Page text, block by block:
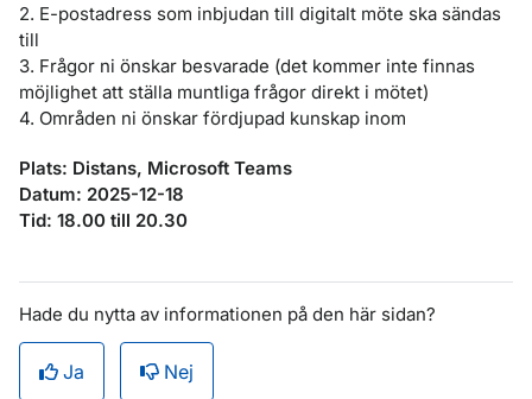
2. E-postadress som inbjudan till digitalt möte ska sändas
till
3. Frågor ni önskar besvarade (det kommer inte finnas
möjlighet att ställa muntliga frågor direkt i mötet)
4. Områden ni önskar fördjupad kunskap inom
Plats: Distans, Microsoft Teams
Datum: 2025-12-18
Tid: 18.00 till 20.30
Hade du nytta av informationen på den här sidan?
Ja Nej